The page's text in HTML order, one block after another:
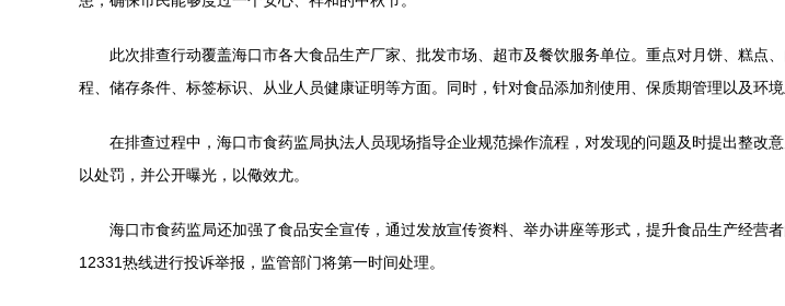
此次排查行动覆盖海口市各大食品生产厂家、批发市场、超市及餐饮服务单位。重点对月饼、糕
程、储存条件、标签标识、从业人员健康证明等方面。同时，针对食品添加剂使用、保质期管理以及环
在排查过程中，海口市食药监局执法人员现场指导企业规范操作流程，对发现的问题及时提出整
以处罚，并公开曝光，以儆效尤。
海口市食药监局还加强了食品安全宣传，通过发放宣传资料、举办讲座等形式，提升食品生产经营
12331热线进行投诉举报，监管部门将第一时间处理。